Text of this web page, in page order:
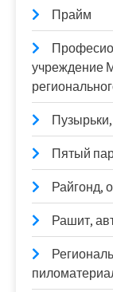
Прайм
учреждение
Пятый
Райгонд,
Рашит,